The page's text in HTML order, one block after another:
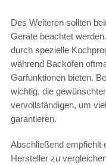
Des Weiteren sollten
Geräte beachtet
durch spezielle
während Backöfen
Garfunktionen bieten.
wichtig, die
vervollständigen, um
garantieren.
Abschließend empfiehlt
Hersteller zu